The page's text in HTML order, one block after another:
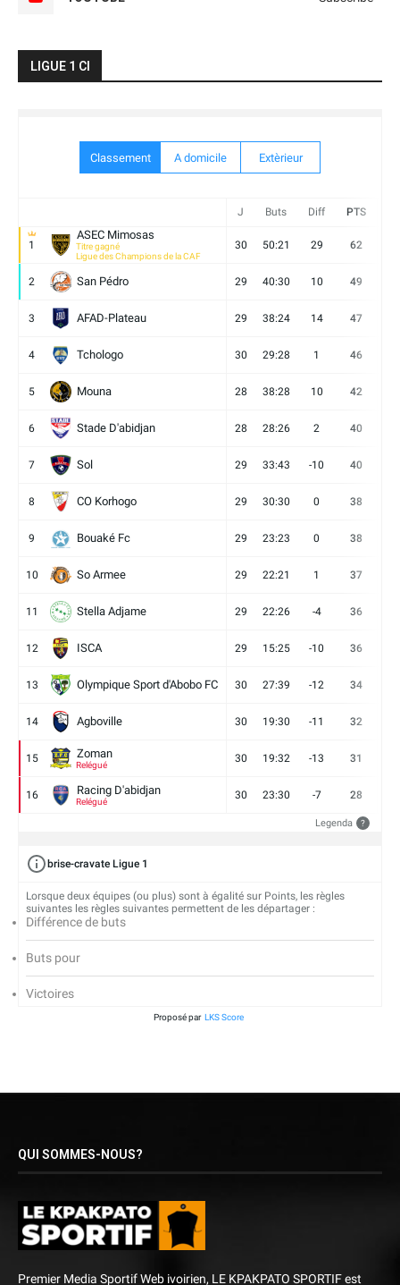
LIGUE 1 CI
Classement A domicile Extèrieur
J Buts Diff PTS
1
ASEC Mimosas
Titre gagné
Ligue des Champions de la CAF
30 50:21 29 62
2 San Pédro 29 40:30 10 49
3 AFAD-Plateau 29 38:24 14 47
4 Tchologo 30 29:28 1 46
5 Mouna 28 38:28 10 42
6 Stade D'abidjan 28 28:26 2 40
7 Sol 29 33:43 -10 40
8 CO Korhogo 29 30:30 0 38
9 Bouaké Fc 29 23:23 0 38
10 So Armee 29 22:21 1 37
11 Stella Adjame 29 22:26 -4 36
12 ISCA 29 15:25 -10 36
13 Olympique Sport d'Abobo FC 30 27:39 -12 34
14 Agboville 30 19:30 -11 32
15 Zoman
Relégué
30 19:32 -13 31
16 Racing D'abidjan
Relégué
30 23:30 -7 28
Legenda ?
brise-cravate Ligue 1
Lorsque deux équipes (ou plus) sont à égalité sur Points, les règles
suivantes les règles suivantes permettent de les départager :
Différence de buts
Buts pour
Victoires
Proposé par LKS Score
QUI SOMMES-NOUS?
Premier Media Sportif Web ivoirien, LE KPAKPATO SPORTIF est